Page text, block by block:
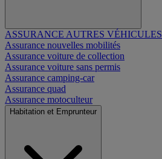
ASSURANCE AUTRES VÉHICULES
Assurance nouvelles mobilités
Assurance voiture de collection
Assurance voiture sans permis
Assurance camping-car
Assurance quad
Assurance motoculteur
Habitation et Emprunteur